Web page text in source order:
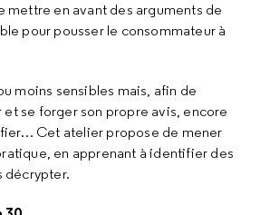
mettre en avant des arguments de
pour pousser le consommateur à
moins sensibles mais, afin de
se forger son propre avis, encore
Cet atelier propose de mener
en apprenant à identifier des
décrypter.